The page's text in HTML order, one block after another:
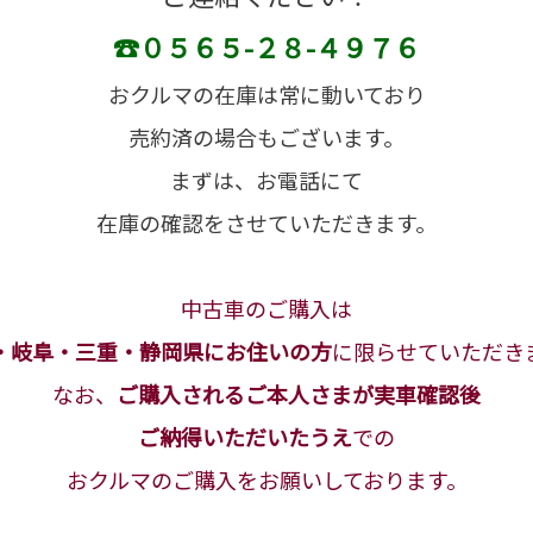
☎０５６５-２８-４９７６
おクルマの在庫は常に動いており
売約済の場合もございます。
まずは、お電話にて
在庫の確認をさせていただきます。
中古車のご購入は
岐阜・三重・静岡県にお住いの方に限らせていただき
なお、 ご購入されるご本人さまが実車確認後
ご納得いただいたうえでの
おクルマのご購入をお願いしております。